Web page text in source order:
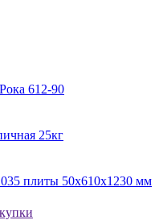
612-90
25кг
плиты 50х610х1230 мм